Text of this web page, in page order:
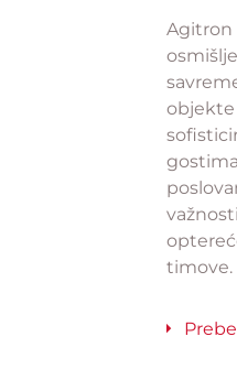
Agitron
objekte
timove.